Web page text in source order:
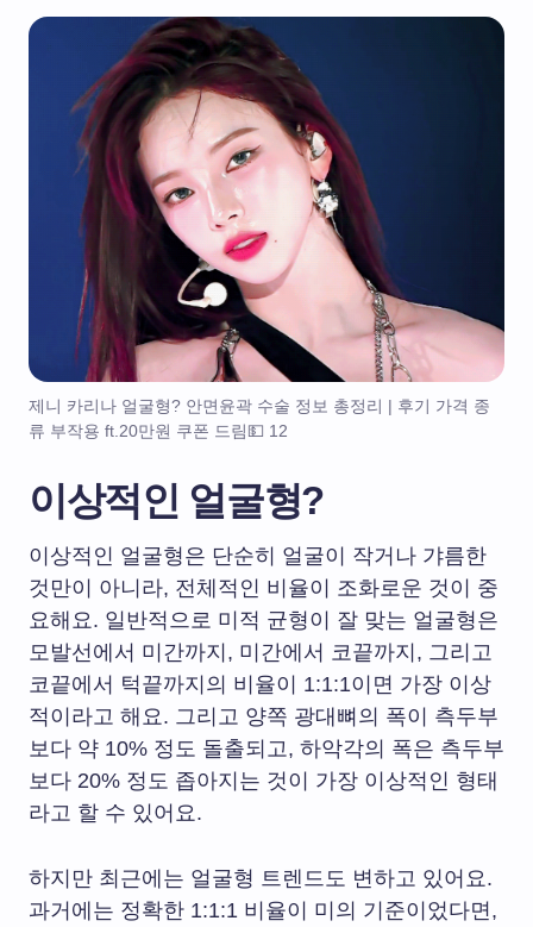
제니 카리나 얼굴형? 안면윤곽 수술 정보 총정리 | 후기 가격 종
류 부작용 ft.20만원 쿠폰 드림💵 12
이상적인 얼굴형?
이상적인 얼굴형은 단순히 얼굴이 작거나 갸름한
것만이 아니라, 전체적인 비율이 조화로운 것이 중
요해요. 일반적으로 미적 균형이 잘 맞는 얼굴형은
모발선에서 미간까지, 미간에서 코끝까지, 그리고
코끝에서 턱끝까지의 비율이 1:1:1이면 가장 이상
적이라고 해요. 그리고 양쪽 광대뼈의 폭이 측두부
보다 약 10% 정도 돌출되고, 하악각의 폭은 측두부
보다 20% 정도 좁아지는 것이 가장 이상적인 형태
라고 할 수 있어요.
하지만 최근에는 얼굴형 트렌드도 변하고 있어요.
과거에는 정확한 1:1:1 비율이 미의 기준이었다면,